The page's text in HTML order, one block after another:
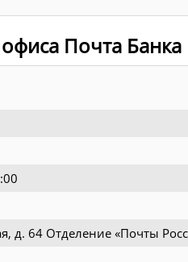
Почта Банка
д. 64 Отделение «Почты